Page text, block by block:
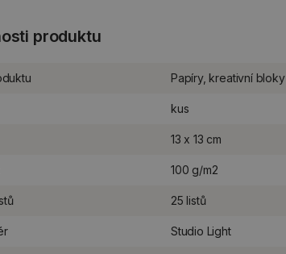
produktu
Papíry, kreativní bloky
kus
13 x 13 cm
100 g/m2
25 listů
Studio Light